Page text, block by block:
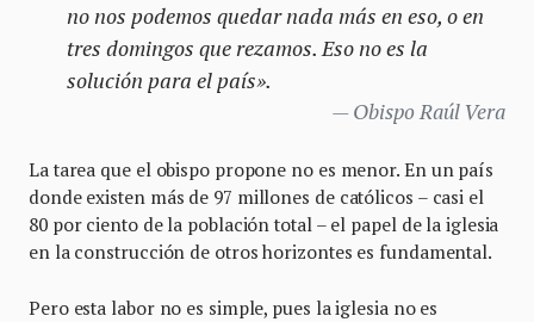
no nos podemos quedar nada más en eso, o en
tres domingos que rezamos. Eso no es la
solución para el país».
Obispo Raúl Vera
La tarea que el obispo propone no es menor. En un país
donde existen más de 97 millones de católicos ­– casi el
80 por ciento de la población total – el papel de la iglesia
en la construcción de otros horizontes es fundamental.
Pero esta labor no es simple, pues la iglesia no es